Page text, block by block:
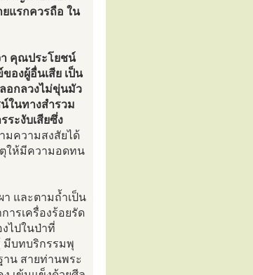
ยแรกควรถือ ใน
า คุณประโยชน์
องผู้อื่นเสีย เป็น
ลอกลวงไม่ขุ่นมัว
ในทางสำรวม
ระงับเสียซึ่ง
มความสงสัยได้
ตุให้มีความอดทน
และตามถ้ำเป็น
ารเครื่องร้อยรัด
ไปในป่าที่
มีบทบริกรรมพุ
น สายท่านพระ